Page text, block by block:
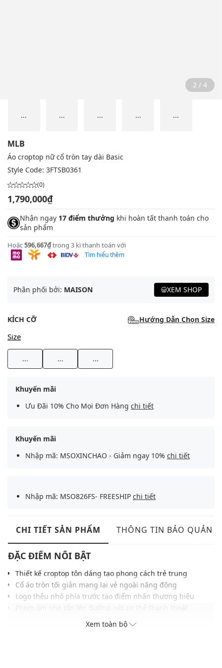
2 / 4
... ... ... ... ...
MLB
Áo croptop nữ cổ tròn tay dài Basic
Style Code: 3FTSB0361
(0)
1,790,000₫
Nhận ngay 17 điểm thưởng khi hoàn tất thanh toán cho
sản phẩm
Hoặc596,667₫trong 3 kì thanh toán với
Tìm hiểu thêm
Phân phối bởi: MAISON XEM SHOP
KÍCH CỠ Hướng Dẫn Chọn Size
Size
... ... ...
Khuyến mãi
Ưu Đãi 10% Cho Mọi Đơn Hàng chi tiết
Khuyến mãi
Nhập mã: MSOXINCHAO - Giảm ngay 10% chi tiết
Nhập mã: MSO826FS- FREESHIP chi tiết
CHI TIẾT SẢN PHẨM THÔNG TIN BẢO QUẢN
ĐẶC ĐIỂM NỔI BẬT
Thiết kế croptop tôn dáng tạo phong cách trẻ trung
Cổ áo tròn tối giản mang lại vẻ ngoài năng động
Logo thêu nhỏ phía trước tạo điểm nhấn thương hiệu
Chất liệu vải co giãn mềm mại, thoải mái khi mặc
Tay dài giữ ấm nhẹ vừa thời trang vừa tiện dụng
Xem toàn bộ